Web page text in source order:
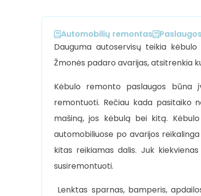
Automobilių remontas
Dauguma autoservisų teikia
Žmonės padaro avarijas, atsitrenkia
Kėbulo remonto paslaugos būna
remontuoti. Rečiau kada pasitaiko
mašiną, jos kėbulą bei kitą.
automobiliuose po avarijos
kitas reikiamas dalis. Juk
susiremontuoti.
Lenktas sparnas, bamperis,